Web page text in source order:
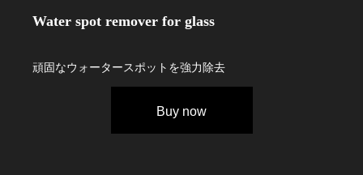
Water spot remover for glass
頑固なウォータースポットを強力除去
Buy now